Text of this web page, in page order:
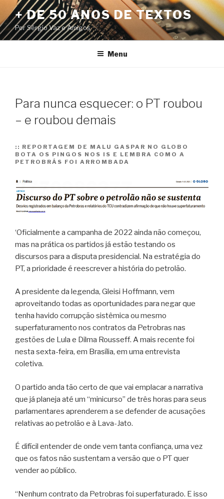
Pular
para
o
conteúdo
+ DE 50 ANOS DE TEXTOS
Por Sérgio Vaz e Amigos
Menu
Para nunca esquecer: o PT roubou
– e roubou demais
:: REPORTAGEM DE MALU GASPAR NO GLOBO
BOTA OS PINGOS NOS IS E LEMBRA COMO A
PETROBRÁS FOI ARROMBADA
‘Oficialmente a campanha de 2022 ainda não começou,
mas na prática os partidos já estão testando os
discursos para a disputa presidencial. Na estratégia do
PT, a prioridade é reescrever a história do petrolão.
A presidente da legenda, Gleisi Hoffmann, vem
aproveitando todas as oportunidades para negar que
tenha havido corrupção sistêmica ou mesmo
superfaturamento nos contratos da Petrobras nas
gestões de Lula e Dilma Rousseff. A mais recente foi
nesta sexta-feira, em Brasília, em uma entrevista
coletiva.
O partido anda tão certo de que vai emplacar a narrativa
que já planeja até um “minicurso” de três horas para seus
parlamentares aprenderem a se defender de acusações
relativas ao petrolão e à Lava-Jato.
É difícil entender de onde vem tanta confiança, uma vez
que os fatos não sustentam a versão que o PT quer
vender ao público.
“Nenhum contrato da Petrobras foi superfaturado. E isso